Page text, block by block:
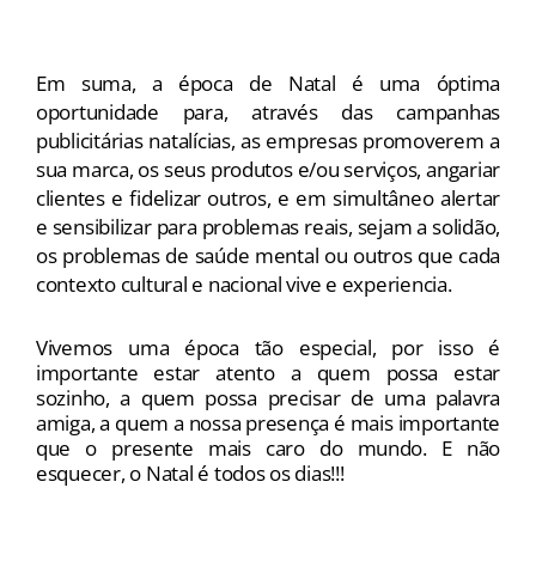
Em suma, a época de Natal é uma óptima
oportunidade para, através das campanhas
publicitárias natalícias, as empresas promoverem a
sua marca, os seus produtos e/ou serviços, angariar
clientes e fidelizar outros, e em simultâneo alertar
e sensibilizar para problemas reais, sejam a solidão,
os problemas de saúde mental ou outros que cada
contexto cultural e nacional vive e experiencia.
Vivemos uma época tão especial, por isso é
importante estar atento a quem possa estar
sozinho, a quem possa precisar de uma palavra
amiga, a quem a nossa presença é mais importante
que o presente mais caro do mundo. E não
esquecer, o Natal é todos os dias!!!